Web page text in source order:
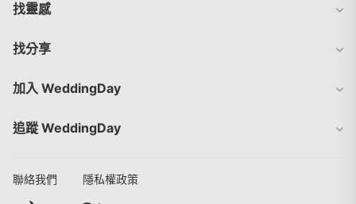
找靈感
找分享
加入 WeddingDay
追蹤 WeddingDay
聯絡我們 隱私權政策